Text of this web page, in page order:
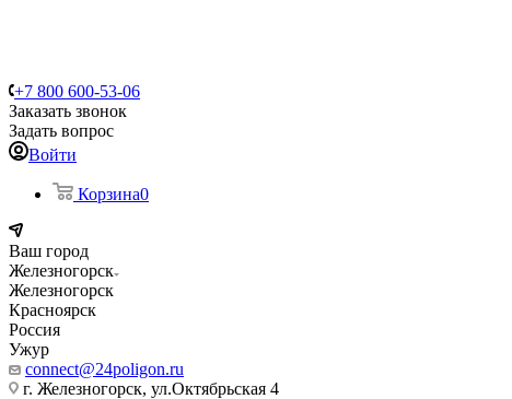
+7 800 600-53-06
Заказать звонок
Задать вопрос
Войти
Корзина0
Ваш город
Железногорск
Железногорск
Красноярск
Россия
Ужур
connect@24poligon.ru
г. Железногорск, ул.Октябрьская 4